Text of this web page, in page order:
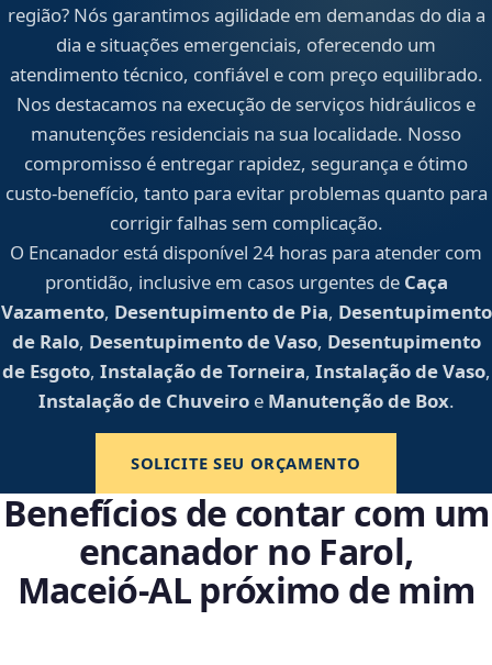
região? Nós garantimos agilidade em demandas do dia a
dia e situações emergenciais, oferecendo um
atendimento técnico, confiável e com preço equilibrado.
Nos destacamos na execução de serviços hidráulicos e
manutenções residenciais na sua localidade. Nosso
compromisso é entregar rapidez, segurança e ótimo
custo-benefício, tanto para evitar problemas quanto para
corrigir falhas sem complicação.
O Encanador está disponível 24 horas para atender com
prontidão, inclusive em casos urgentes de Caça
Vazamento, Desentupimento de Pia, Desentupimento
de Ralo, Desentupimento de Vaso, Desentupimento
de Esgoto, Instalação de Torneira, Instalação de Vaso,
Instalação de Chuveiroe Manutenção de Box.
SOLICITE SEU ORÇAMENTO
Benefícios de contar com um
encanador no Farol,
Maceió‑AL próximo de mim